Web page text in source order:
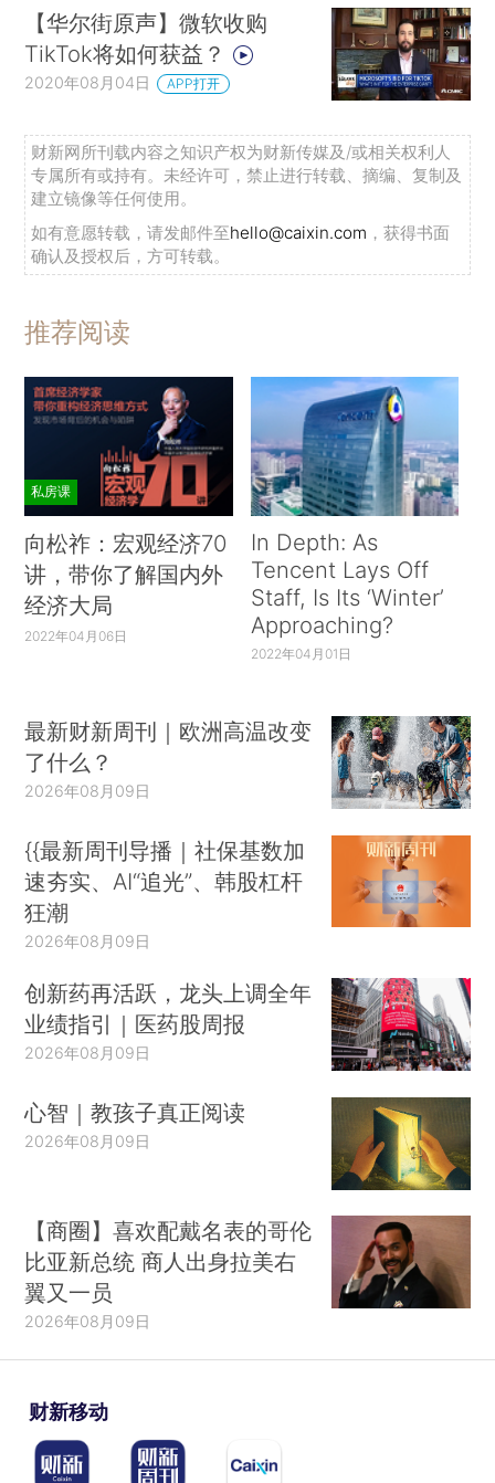
【华尔街原声】微软收购
TikTok将如何获益？
2020年08月04日 APP打开
财新网所刊载内容之知识产权为财新传媒及/或相关权利人
专属所有或持有。未经许可，禁止进行转载、摘编、复制及
建立镜像等任何使用。
如有意愿转载，请发邮件至hello@caixin.com ，获得书面
确认及授权后，方可转载。
推荐阅读
私房课
向松祚：宏观经济70
讲，带你了解国内外
经济大局
2022年04月06日
In Depth: As
Tencent Lays Off
Staff, Is Its ‘Winter’
Approaching?
2022年04月01日
最新财新周刊｜欧洲高温改变
了什么？
2026年08月09日
{{最新周刊导播｜社保基数加
速夯实、AI“追光”、韩股杠杆
狂潮
2026年08月09日
创新药再活跃，龙头上调全年
业绩指引｜医药股周报
2026年08月09日
心智｜教孩子真正阅读
2026年08月09日
【商圈】喜欢配戴名表的哥伦
比亚新总统 商人出身拉美右
翼又一员
2026年08月09日
财新移动